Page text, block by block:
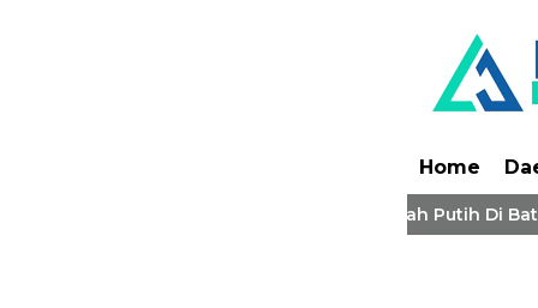
Home
Gerakan 10 Juta Bendera Merah Putih Di Batang